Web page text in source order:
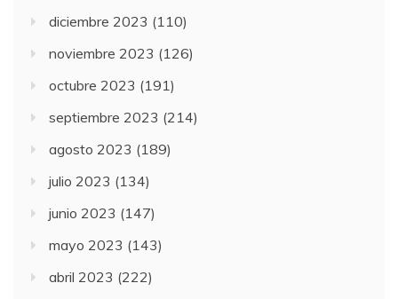
diciembre 2023 (110)
noviembre 2023 (126)
octubre 2023 (191)
septiembre 2023 (214)
agosto 2023 (189)
julio 2023 (134)
junio 2023 (147)
mayo 2023 (143)
abril 2023 (222)